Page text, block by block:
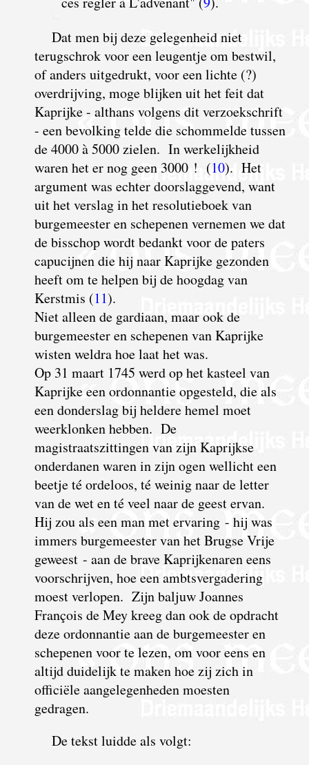
Dat men bij deze gelegenheid niet
terugschrok voor een leugentje om bestwil,
of anders uitgedrukt, voor een lichte (?)
overdrijving, moge blijken uit het feit dat
Kaprijke - althans volgens dit verzoekschrift
- een bevolking telde die schommelde tussen
de 4000 à 5000 zielen. In werkelijkheid
waren het er nog geen 3000 ! (10). Het
argument was echter doorslaggevend, want
uit het verslag in het resolutieboek van
burgemeester en schepenen vernemen we dat
de bisschop wordt bedankt voor de paters
capucijnen die hij naar Kaprijke gezonden
heeft om te helpen bij de hoogdag van
Kerstmis (11).
Niet alleen de gardiaan, maar ook de
burgemeester en schepenen van Kaprijke
wisten weldra hoe laat het was.
Op 31 maart 1745 werd op het kasteel van
Kaprijke een ordonnantie opgesteld, die als
een donderslag bij heldere hemel moet
weerklonken hebben. De
magistraatszittingen van zijn Kaprijkse
onderdanen waren in zijn ogen wellicht een
beetje té ordeloos, té weinig naar de letter
van de wet en té veel naar de geest ervan.
Hij zou als een man met ervaring - hij was
immers burgemeester van het Brugse Vrije
geweest - aan de brave Kaprijkenaren eens
voorschrijven, hoe een ambtsvergadering
moest verlopen. Zijn baljuw Joannes
François de Mey kreeg dan ook de opdracht
deze ordonnantie aan de burgemeester en
schepenen voor te lezen, om voor eens en
altijd duidelijk te maken hoe zij zich in
officiële aangelegenheden moesten
gedragen.
De tekst luidde als volgt: